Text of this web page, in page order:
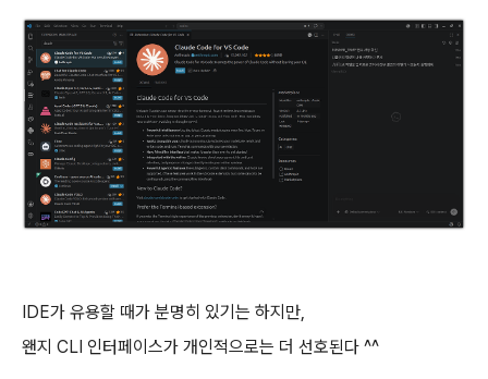
IDE가 유용할 때가 분명히 있기는 하지만,
왠지 CLI 인터페이스가 개인적으로는 더 선호된다 ^^